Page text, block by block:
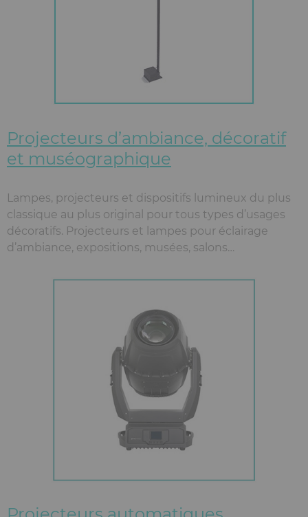
Projecteurs d’ambiance, décoratif
et muséographique
Lampes, projecteurs et dispositifs lumineux du plus
classique au plus original pour tous types d’usages
décoratifs. Projecteurs et lampes pour éclairage
d’ambiance, expositions, musées, salons…